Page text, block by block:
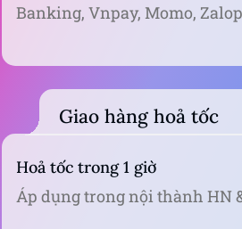
Banking, Vnpay, Momo,
Giao hàng hoả tốc
Hoả tốc trong 1 giờ
Áp dụng trong nội thành HN